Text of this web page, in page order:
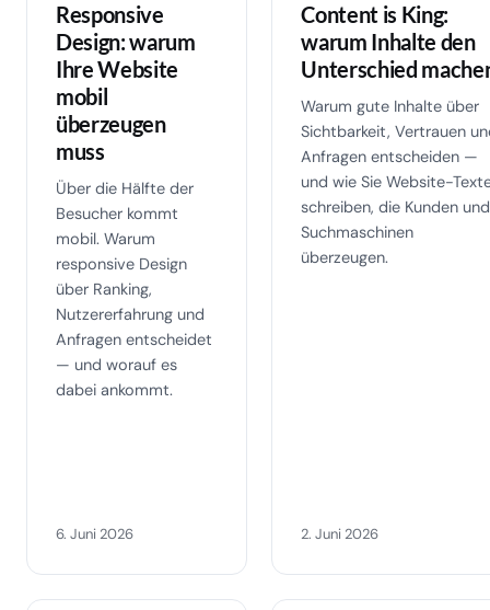
Responsive
Design: warum
Ihre Website
mobil
überzeugen
muss
Über die Hälfte der
Besucher kommt
mobil. Warum
responsive Design
über Ranking,
Nutzererfahrung und
Anfragen entscheidet
— und worauf es
dabei ankommt.
6. Juni 2026
Content is King:
warum Inhalte den
Unterschied
Warum gute Inhalte über
Sichtbarkeit, Vertrauen
Anfragen entscheiden —
und wie Sie Website-
schreiben, die Kunden und
Suchmaschinen
überzeugen.
2. Juni 2026